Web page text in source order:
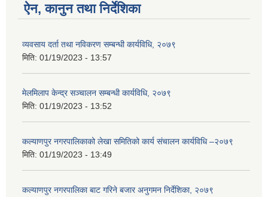
ऐन, कानुन तथा निर्देशिका
व्यवसाय दर्ता तथा नविकरण सम्बन्धी कार्यविधि, २०७९
मिति: 01/19/2023 - 13:57
मेलमिलाप केन्द्र सञ्चालन सम्बन्धी कार्यविधि, २०७९
मिति: 01/19/2023 - 13:52
कल्याणपुर नगरपालिकाको लेखा समितिको कार्य संचालन कार्यविधि –२०७९
मिति: 01/19/2023 - 13:49
कल्याणपुर नगरपालिका बाट गरिने बजार अनुगमन निर्देशिका, २०७९